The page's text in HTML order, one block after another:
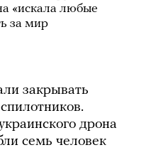
«искала любые
за мир
закрывать
дрона
семь человек